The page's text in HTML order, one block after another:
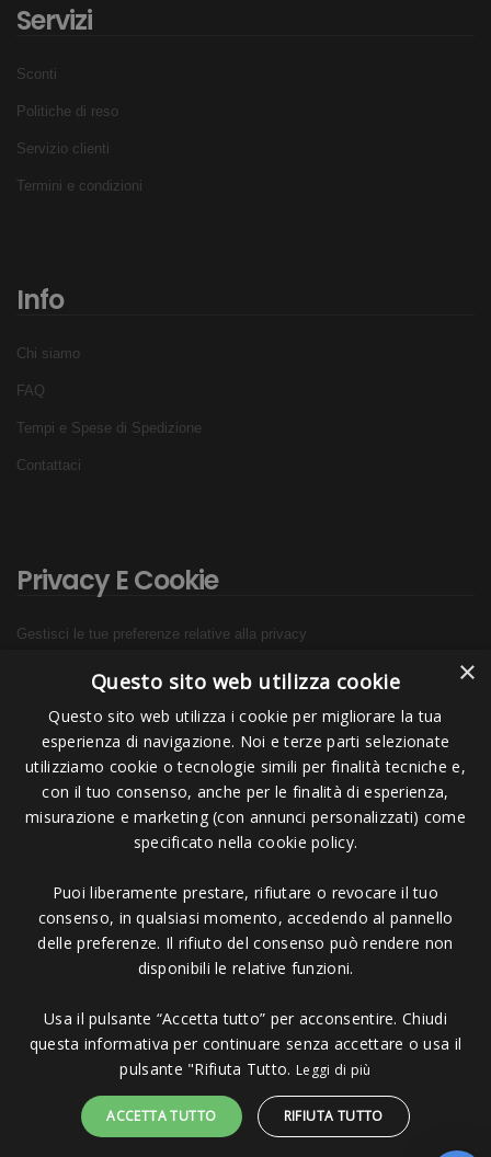
Servizi
Sconti
Politiche di reso
Servizio clienti
Termini e condizioni
Info
Chi siamo
FAQ
Tempi e Spese di Spedizione
Contattaci
Privacy E Cookie
Gestisci le tue preferenze relative alla privacy
Privacy Policy
Cookie Policy
Seguici su:
- Via Bordigona, 5 - 54100
×
Questo sito web utilizza cookie
Questo sito web utilizza i cookie per migliorare la tua
esperienza di navigazione. Noi e terze parti selezionate
utilizziamo cookie o tecnologie simili per finalità tecniche e,
con il tuo consenso, anche per le finalità di esperienza,
misurazione e marketing (con annunci personalizzati) come
specificato nella cookie policy.
Puoi liberamente prestare, rifiutare o revocare il tuo
consenso, in qualsiasi momento, accedendo al pannello
delle preferenze. Il rifiuto del consenso può rendere non
disponibili le relative funzioni.
Usa il pulsante “Accetta tutto” per acconsentire. Chiudi
questa informativa per continuare senza accettare o usa il
pulsante "Rifiuta Tutto. Leggi di più
ACCETTA TUTTO RIFIUTA TUTTO